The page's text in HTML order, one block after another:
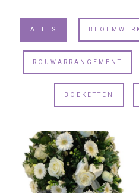
ALLES
ROUWARRANGEMENT
BOEKETTEN